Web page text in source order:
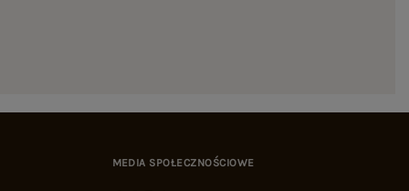
MEDIA SPOŁECZNOŚCIOWE